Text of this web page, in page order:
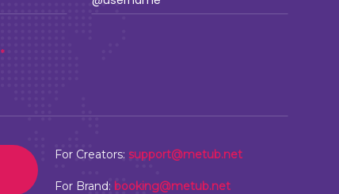
For Creators: support@metub.net
For Brand: booking@metub.net